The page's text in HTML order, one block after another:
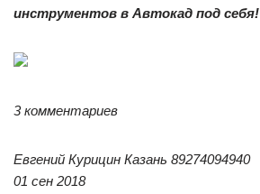
инструментов в Автокад под себя!
3 комментариев
Евгений Курицин Казань 89274094940
01 сен 2018